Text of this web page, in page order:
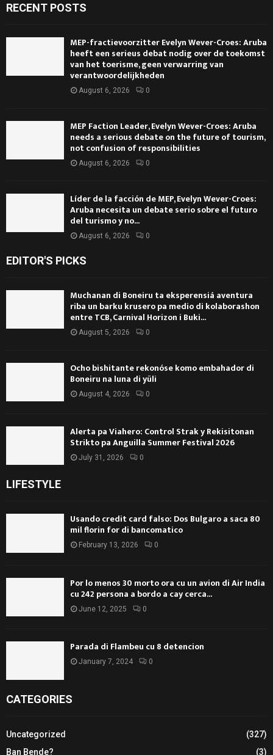
RECENT POSTS
MEP-fractievoorzitter Evelyn Wever-Croes: Aruba
heeft een serieus debat nodig over de toekomst
van het toerisme, geen verwarring van
verantwoordelijkheden
August 6, 2026 0
MEP Faction Leader, Evelyn Wever-Croes: Aruba
needs a serious debate on the future of tourism,
not confusion of responsibilities
August 6, 2026 0
Líder de la facción de MEP, Evelyn Wever-Croes:
Aruba necesita un debate serio sobre el futuro
del turismo y no...
August 6, 2026 0
EDITOR'S PICKS
Muchanan di Boneiru ta eksperensiá aventura
riba un barku krusero pa medio di kolaborashon
entre TCB, Carnival Horizon i Buki...
August 5, 2026 0
Ocho bishitante rekonóse komo embahador di
Boneiru na luna di yüli
August 4, 2026 0
Alerta pa Viahero: Control Strak y Rekisitonan
Strikto pa Anguilla Summer Festival 2026
July 31, 2026 0
LIFESTYLE
Usando credit card falso: Dos Bulgaro a saca 80
mil florin for di bancomatico
February 13, 2026 0
Por lo menos 30 morto ora cu un avion di Air India
cu 242 persona a bordo a cay cerca...
June 12, 2025 0
Parada di Flambeu cu 8 detencion
January 7, 2024 0
CATEGORIES
Uncategorized
(327)
Ban Bende?
(3)